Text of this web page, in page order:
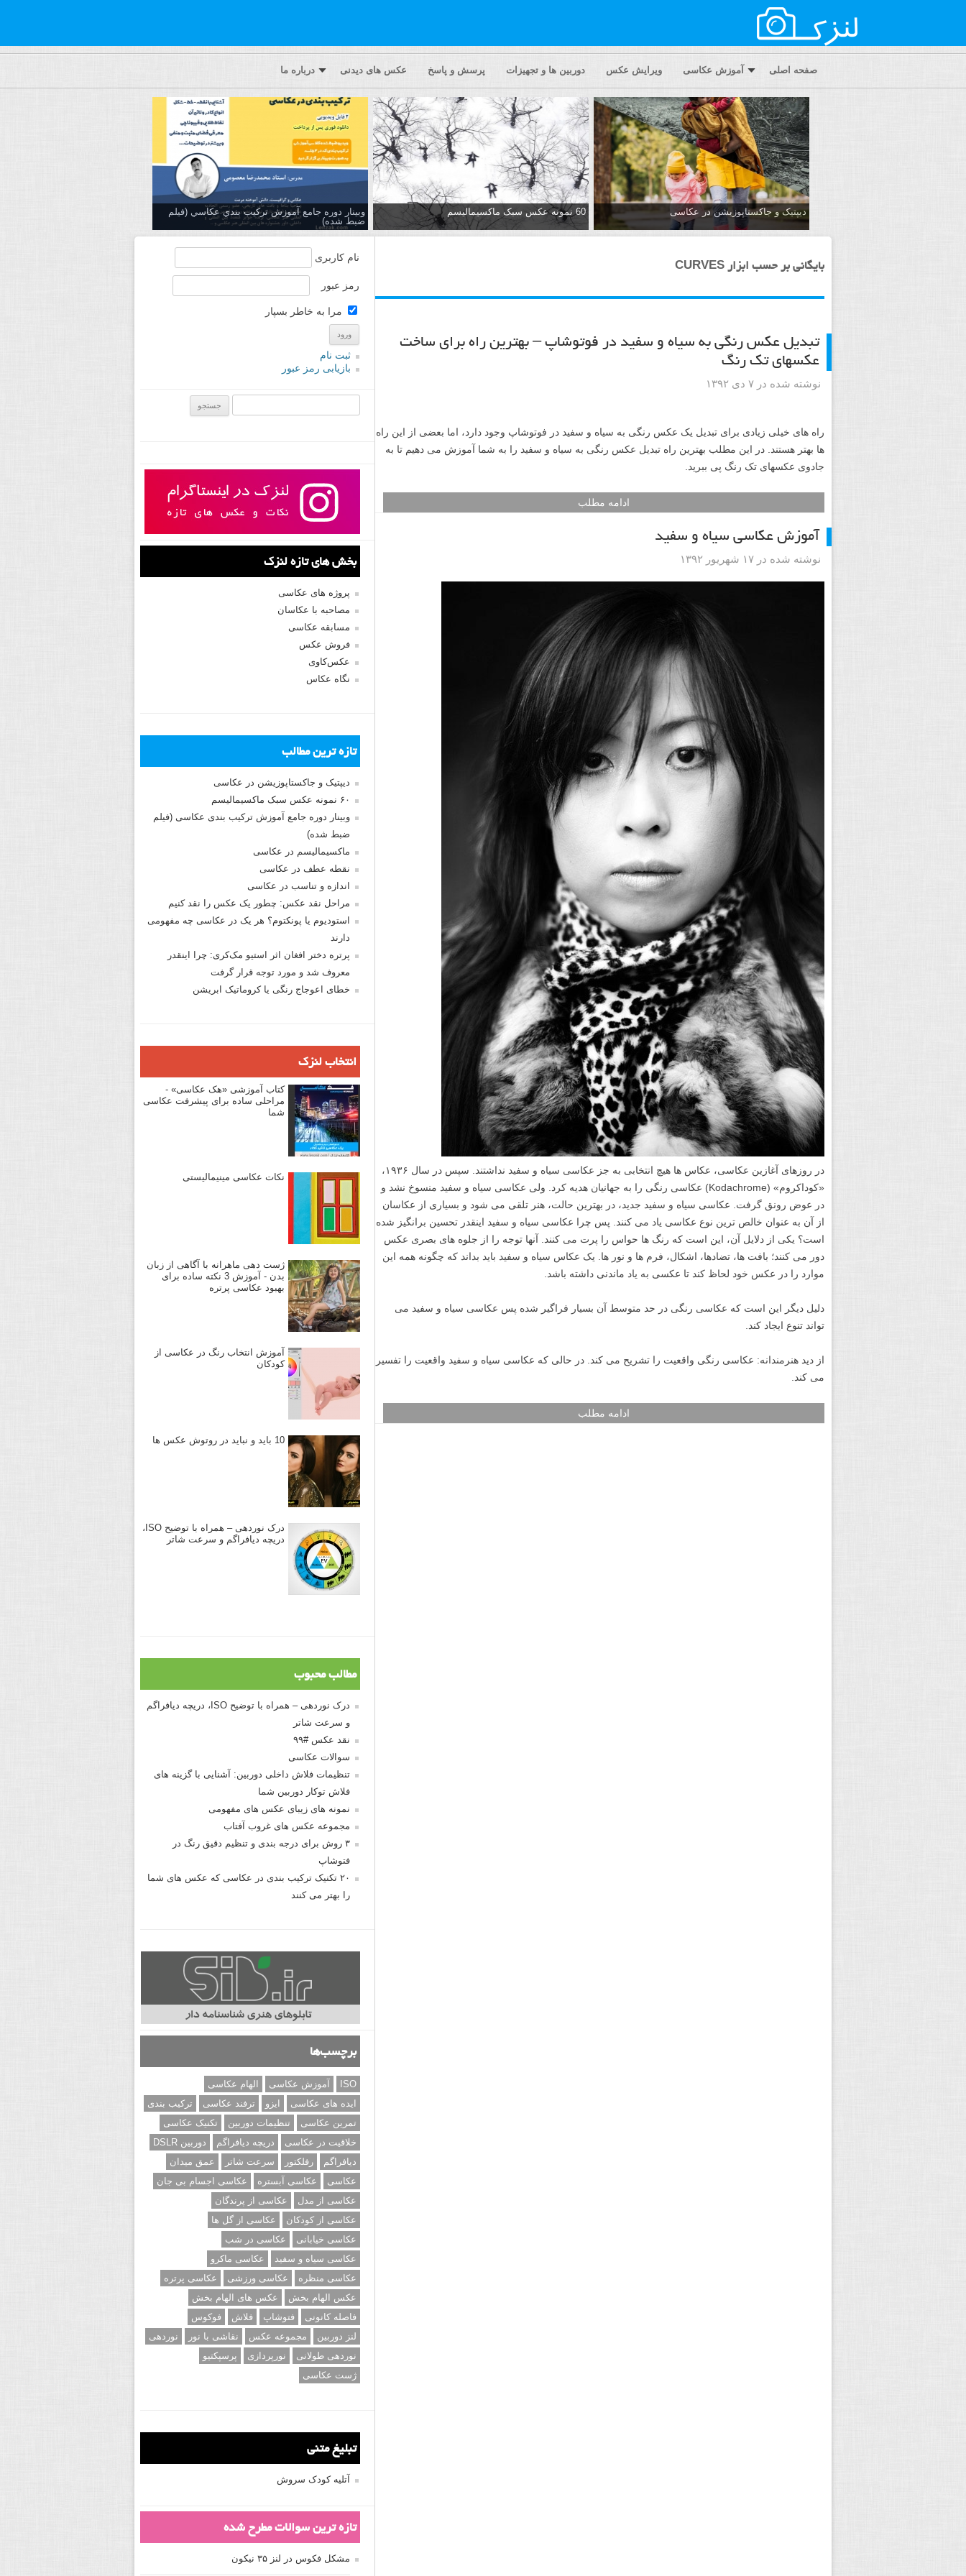
صفحه اصلی آموزش عکاسی ویرایش عکس دوربین ها و تجهیزات پرسش و پاسخ عکس های دیدنی درباره ما
دیپتیک و جاکستا‌پوزیشن در عکاسی 60 نمونه عکس سبک ماکسیمالیسم
وبینار دوره جامع آموزش تركيب بندي عكاسي (فیلم
ضبط شده)
بایگانی بر حسب ابزار CURVES
تبدیل عکس رنگی به سیاه و سفید در فوتوشاپ – بهترین راه برای ساخت
عکسهای تک رنگ
نوشته شده در ۷ دی ۱۳۹۲
راه های خیلی زیادی برای تبدیل یک عکس رنگی به سیاه و سفید در فوتوشاپ وجود دارد، اما بعضی از این راه
ها بهتر هستند. در این مطلب بهترین راه تبدیل عکس رنگی به سیاه و سفید را به شما آموزش می دهیم تا به
جادوی عکسهای تک رنگ پی ببرید.
ادامه مطلب
آموزش عکاسی سیاه و سفید
نوشته شده در ۱۷ شهریور ۱۳۹۲
در روزهای آغازین عکاسی، عکاس ها هیچ انتخابی به جز عکاسی سیاه و سفید نداشتند. سپس در سال ۱۹۳۶،
«کوداکروم» (Kodachrome) عکاسی رنگی را به جهانیان هدیه کرد. ولی عکاسی سیاه و سفید منسوخ نشد و
در عوض رونق گرفت. عکاسی سیاه و سفید جدید، در بهترین حالت، هنر تلقی می شود و بسیاری از عکاسان
از آن به عنوان خالص ترین نوع عکاسی یاد می کنند. پس چرا عکاسی سیاه و سفید اینقدر تحسین برانگیز شده
است؟ یکی از دلایل آن، این است که رنگ ها حواس را پرت می کنند. آنها توجه را از جلوه های بصری عکس
دور می کنند؛ بافت ها، تضادها، اشکال، فرم ها و نور ها. یک عکاس سیاه و سفید باید بداند که چگونه همه این
موارد را در عکس خود لحاظ کند تا عکسی به یاد ماندنی داشته باشد.
دلیل دیگر این است که عکاسی رنگی در حد متوسط آن بسیار فراگیر شده پس عکاسی سیاه و سفید می
تواند تنوع ایجاد کند.
از دید هنرمندانه: عکاسی رنگی واقعیت را تشریح می کند. در حالی که عکاسی سیاه و سفید واقعیت را تفسیر
می کند.
ادامه مطلب
نام کاربری
رمز عبور
مرا به خاطر بسپار
ثبت نام
بازیابی رمز عبور
بخش های تازه لنزک
پروژه های عکاسی
مصاحبه با عکاسان
مسابقه عکاسی
فروش عکس
عکس‌کاوی
نگاه عکاس
تازه ترین مطالب
دیپتیک و جاکستا‌پوزیشن در عکاسی
۶۰ نمونه عکس سبک ماکسیمالیسم
وبینار دوره جامع آموزش ترکیب بندی عکاسی (فیلم
ضبط شده)
ماکسیمالیسم در عکاسی
نقطه عطف در عکاسی
اندازه و تناسب در عکاسی
مراحل نقد عکس: چطور یک عکس را نقد کنیم
استودیوم یا پونکتوم؟ هر یک در عکاسی چه مفهومی
دارند
پرتره دختر افغان اثر استیو مک‌کری: چرا اینقدر
معروف شد و مورد توجه قرار گرفت
خطای اعوجاج رنگی یا کروماتیک ابریشن
انتخاب لنزک
کتاب آموزشی «هک عکاسی» -
مراحلی ساده برای پیشرفت عکاسی
شما
نکات عکاسی مینیمالیستی
ژست دهی ماهرانه با آگاهی از زبان
بدن - آموزش 3 نکته ساده برای
بهبود عکاسی پرتره
آموزش انتخاب رنگ در عکاسی از
کودکان
10 باید و نباید در روتوش عکس ها
درک نوردهی – همراه با توضیح ISO،
دریچه دیافراگم و سرعت شاتر
مطالب محبوب
درک نوردهی – همراه با توضیح ISO، دریچه دیافراگم
و سرعت شاتر
نقد عکس #۹۹
سوالات عکاسی
تنظیمات فلاش داخلی دوربین: آشنایی با گزینه های
فلاش توکار دوربین شما
نمونه های زیبای عکس های مفهومی
مجموعه عکس های غروب آفتاب
۳ روش برای درجه بندی و تنظیم دقیق رنگ در
فتوشاپ
۲۰ تکنیک ترکیب بندی در عکاسی که عکس های شما
را بهتر می کنند
برچسب‌ها
ISO آموزش عکاسی
الهام عکاسی
ایده های عکاسی
ایزو ترفند عکاسی
ترکیب بندی
تمرین عکاسی
تنظیمات دوربین
تکنیک عکاسی
خلاقیت در عکاسی
دریچه دیافراگم
دوربین DSLR
دیافراگم
رفلکتور سرعت شاتر
عمق میدان
عکاسی
عکاسی آبستره
عکاسی اجسام بی جان
عکاسی از مدل
عکاسی از پرندگان
عکاسی از کودکان
عکاسی از گل ها
عکاسی خیابانی
عکاسی در شب
عکاسی سیاه و سفید
عکاسی ماکرو
عکاسی منظره
عکاسی ورزشی
عکاسی پرتره
عکس الهام بخش
عکس های الهام بخش
فاصله کانونی
فتوشاپ فلاش
فوکوس
لنز دوربین
مجموعه عکس نقاشی با نور
نوردهی
نوردهی طولانی
نورپردازی
پرسپکتیو
ژست عکاسی
تبلیغ متنی
آتلیه کودک سروش
تازه ترین سوالات مطرح شده
مشکل فکوس در لنز ۳۵ نیکون